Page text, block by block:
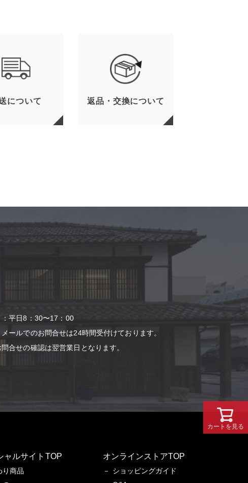
について 返品・交換について
平⽇8：30〜17：00
ールでのお問合せは24時間受付けております。
合せの確認は翌営業⽇となります。
ャルサイトTOP
り商品
オンラインストアTOP
ショッピングガイド
カートを見る